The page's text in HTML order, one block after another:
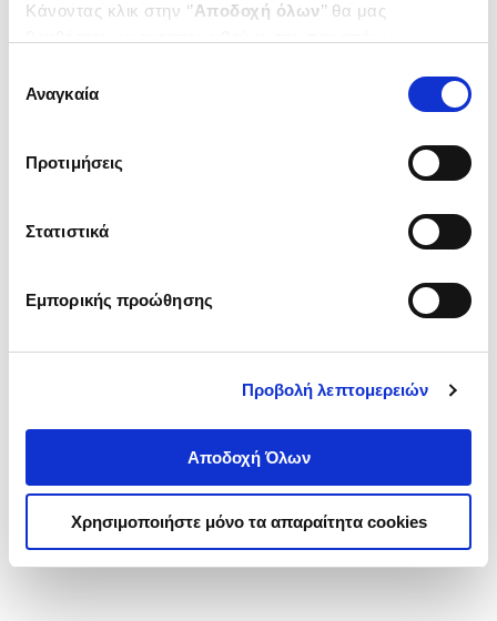
Κάνοντας κλικ στην ‘’Αποδοχή όλων’’ θα μας
ενδιαφέρουν και να επιλέξετε από τα παρακάτω με την
΄΄και να ενημερωθείτε σχετικά με
συγκατάθεσης
Αναγκαία
Προτιμήσεις
Στατιστικά
Εμπορικής προώθησης
Προβολή λεπτομερειών
Αποδοχή Όλων
Χρησιμοποιήστε μόνο τα απαραίτητα cookies